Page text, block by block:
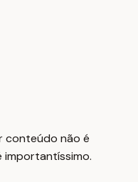
conteúdo não é